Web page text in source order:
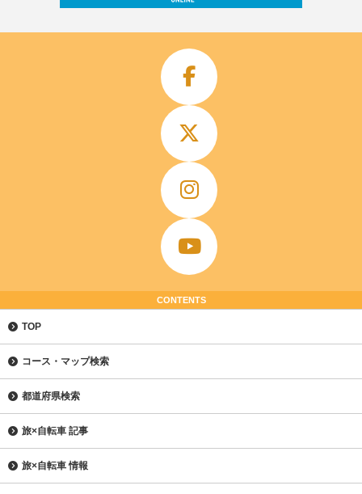
CONTENTS
TOP
コース・マップ検索
都道府県検索
旅×自転車 記事
旅×自転車 情報